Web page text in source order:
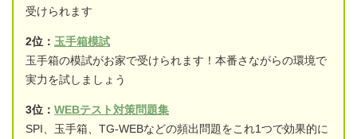
受けられます
2位： 玉手箱模試
玉手箱の模試がお家で受けられます！本番さながらの環境で
実力を試しましょう
3位： WEBテスト対策問題集
SPI、玉手箱、TG-WEBなどの頻出問題をこれ1つで効果的に